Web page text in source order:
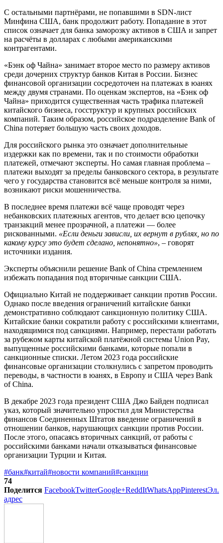
С остальными партнёрами, не попавшими в SDN-лист
Минфина США, банк продолжит работу. Попадание в этот
список означает для банка заморозку активов в США и запрет
на расчёты в долларах с любыми американскими
контрагентами.
«Бэнк оф Чайна» занимает второе место по размеру активов
среди дочерних структур банков Китая в России. Бизнес
финансовой организации сосредоточен на платежах в юанях
между двумя странами. По оценкам экспертов, на «Бэнк оф
Чайна» приходится существенная часть трафика платежей
китайского бизнеса, госструктур и крупных российских
компаний. Таким образом, российское подразделение Bank of
China потеряет большую часть своих доходов.
Для российского рынка это означает дополнительные
издержки как по времени, так и по стоимости обработки
платежей, отмечают эксперты. Но самая главная проблема –
платежи выходят за пределы банковского сектора, в результате
чего у государства становится всё меньше контроля за ними,
возникают риски мошенничества.
В последнее время платежи всё чаще проводят через
небанковских платежных агентов, что делает всю цепочку
транзакций менее прозрачной, а платежи — более
рискованными. «Если деньги зависли, их вернут в рублях, но по
какому курсу это будет сделано, непонятно», – говорят
источники издания.
Эксперты объяснили решение Bank of China стремлением
избежать попадания под вторичные санкции США.
Официально Китай не поддерживает санкции против России.
Однако после введения ограничений китайские банки
демонстративно соблюдают санкционную политику США.
Китайские банки сократили работу с российскими клиентами,
находящимися под санкциями. Например, перестали работать
за рубежом карты китайской платёжной системы Union Pay,
выпущенные российскими банками, которые попали в
санкционные списки. Летом 2023 года российские
финансовые организации столкнулись с запретом проводить
переводы, в частности в юанях, в Европу и США через Bank
of China.
В декабре 2023 года президент США Джо Байден подписал
указ, который значительно упростил для Министерства
финансов Соединенных Штатов введение ограничений в
отношении банков, нарушающих санкции против России.
После этого, опасаясь вторичных санкций, от работы с
российскими банками начали отказываться финансовые
организации Турции и Китая.
#банк#китай#новости компаний#санкции
74
Поделится FacebookTwitterGoogle+ReddItWhatsAppPinterestЭл.
адрес